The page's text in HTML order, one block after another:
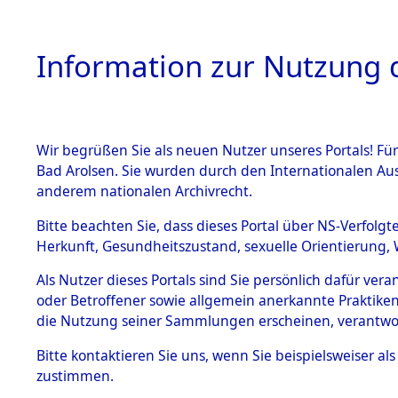
HOME
BESTÄNDE
Inhaftierungsdoku
mente
1.2.9 Beim ITS
verwahrte
1.2.9.1
Effekten aus
0002
Information zur Nutzung
Wir begrüßen Sie als neuen Nutzer unseres Portals!
Bad Arolsen. Sie wurden durch den Internationalen
anderem nationalen Archivrecht.
Bitte beachten Sie, dass dieses Portal über NS-
Herkunft, Gesundheitszustand, sexuelle
Als Nutzer dieses Portals sind Sie persönlich dafür
oder Betroffener sowie allgemein anerkannte
die Nutzung seiner Sammlungen erscheinen,
Bitte kontaktieren Sie uns, wenn Sie beispielsweiser
zustimmen.